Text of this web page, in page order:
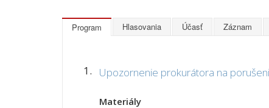
Program Hlasovania Účasť Záznam
1. Upozornenie prokurátora na
Materiály